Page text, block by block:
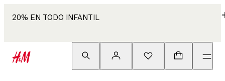
20% EN TODO INFANTIL